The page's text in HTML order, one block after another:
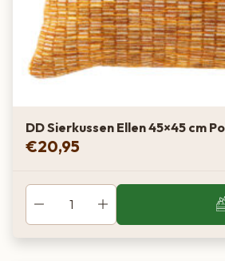
DD Sierkussen Ellen 45×45 cm
€20,95